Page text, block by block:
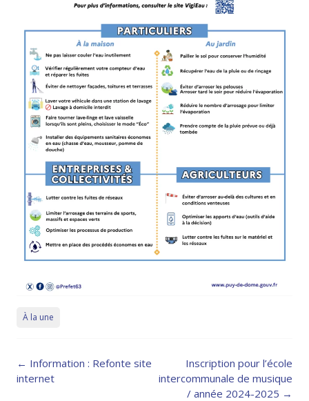
À la une
Post
navigation
← Information : Refonte site
internet
Inscription pour l’école
intercommunale de musique
/ année 2024-2025 →